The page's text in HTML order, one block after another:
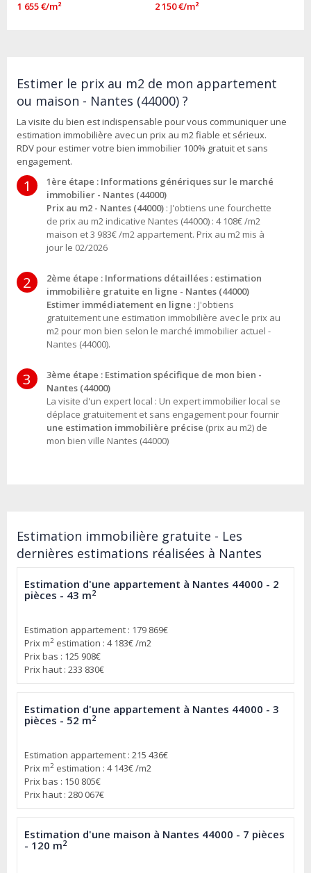
1 655 €/m² 2 150 €/m²
Estimer le prix au m2 de mon appartement
ou maison - Nantes (44000) ?
La visite du bien est indispensable pour vous communiquer une
estimation immobilière avec un prix au m2 fiable et sérieux.
RDV pour estimer votre bien immobilier 100% gratuit et sans
engagement.
1
1ère étape : Informations génériques sur le marché
immobilier - Nantes (44000)
Prix au m2 - Nantes (44000) : J'obtiens une fourchette
de prix au m2 indicative Nantes (44000) : 4 108€ /m2
maison et 3 983€ /m2 appartement. Prix au m2 mis à
jour le 02/2026
2
2ème étape : Informations détaillées : estimation
immobilière gratuite en ligne - Nantes (44000)
Estimer immédiatement en ligne : J'obtiens
gratuitement une estimation immobilière avec le prix au
m2 pour mon bien selon le marché immobilier actuel -
Nantes (44000).
3
3ème étape : Estimation spécifique de mon bien -
Nantes (44000)
La visite d'un expert local : Un expert immobilier local se
déplace gratuitement et sans engagement pour fournir
une estimation immobilière précise (prix au m2) de
mon bien ville Nantes (44000)
Estimation immobilière gratuite - Les
dernières estimations réalisées à Nantes
Estimation d'une appartement à Nantes 44000 - 2
pièces - 43 m2
Estimation appartement : 179 869€
Prix m2 estimation : 4 183€ /m2
Prix bas : 125 908€
Prix haut : 233 830€
Estimation d'une appartement à Nantes 44000 - 3
pièces - 52 m2
Estimation appartement : 215 436€
Prix m2 estimation : 4 143€ /m2
Prix bas : 150 805€
Prix haut : 280 067€
Estimation d'une maison à Nantes 44000 - 7 pièces
- 120 m2